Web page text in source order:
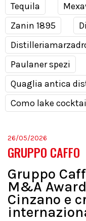
Tequila
Zanin 1895
Paulaner spezi
Quaglia antica
Como lake
26/05/2026
GRUPPO CAFFO
Gruppo
M&A
Cinzano e